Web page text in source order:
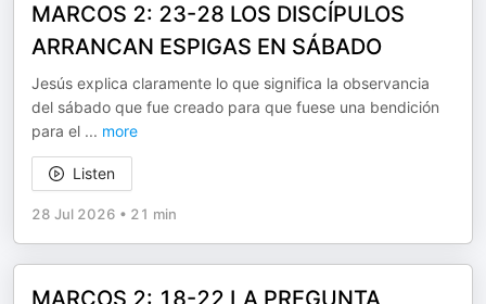
MARCOS 2: 23-28 LOS DISCÍPULOS
ARRANCAN ESPIGAS EN SÁBADO
Jesús explica claramente lo que significa la observancia
del sábado que fue creado para que fuese una bendición
para el ... more
Listen
28 Jul 2026 • 21 min
MARCOS 2: 18-22 LA PREGUNTA